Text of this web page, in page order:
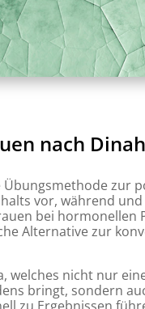
nach
Übungsmethode zur
vor, während
bei hormonellen
Alternative zur
welches nicht nur
bringt, sondern